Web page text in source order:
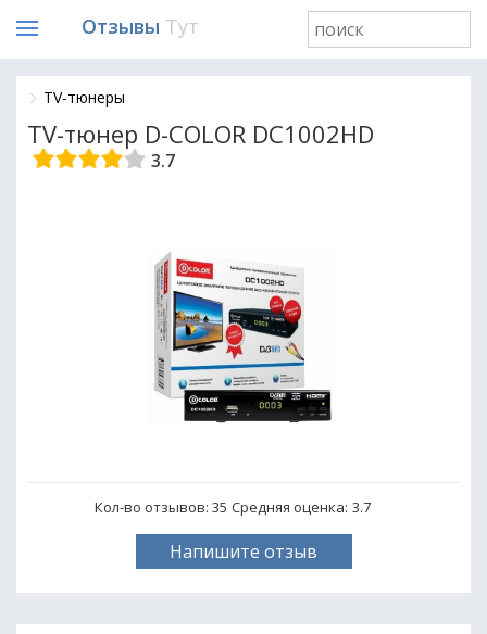
Отзывы Тут
TV-тюнеры
TV-тюнер D-COLOR DC1002HD
3.7
Кол-во отзывов: 35 Средняя оценка: 3.7
Напишите отзыв